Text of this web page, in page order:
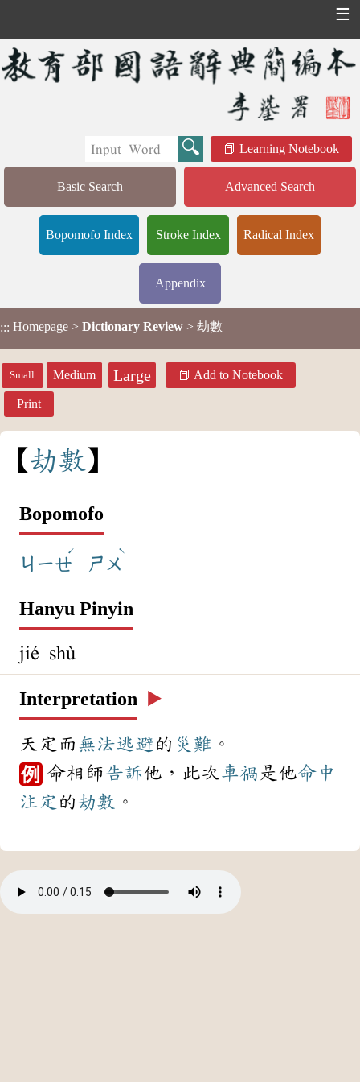
☰
Learning Notebook
Basic Search Advanced Search
Bopomofo Index Stroke Index Radical Index
Appendix
::: Homepage > Dictionary Review > 劫數
Small Medium Large Add to Notebook
Print
劫數
Bopomofo
ㄐㄧㄝ
ˊ
ㄕㄨ
ˋ
Hanyu Pinyin
jié shù
Interpretation ▶️
天定而 無法逃避 的 災難 。
例 命相師告訴他，此次 車禍 是他命中
注定 的劫數 。